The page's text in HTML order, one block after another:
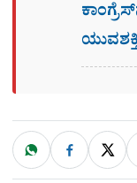
ಹಂಚಿಕೊಳ್ಳಿ
W
a
t
F
c
e
X